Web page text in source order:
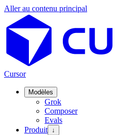
Aller au contenu principal
Cursor
Modèles
Grok
Composer
Evals
Produit ↓